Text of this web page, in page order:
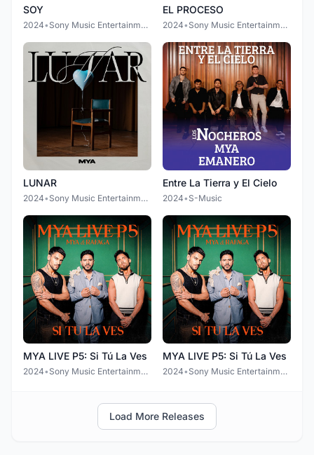
SOY
2024• Sony Music Entertainment Chile S.A
EL PROCESO
2024• Sony Music Entertainment Chile S.A
LUNAR
2024• Sony Music Entertainment Chile S.A
Entre La Tierra y El Cielo
2024• S-Music
MYA LIVE P5: Si Tú La Ves
2024• Sony Music Entertainment Chile S.A
MYA LIVE P5: Si Tú La Ves
2024• Sony Music Entertainment Chile S.A
Load More Releases